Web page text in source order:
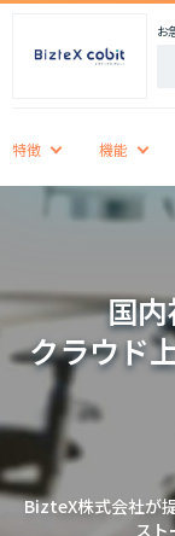
特徴 機能
お
国内
クラウド
BizteX株式会社が
スト